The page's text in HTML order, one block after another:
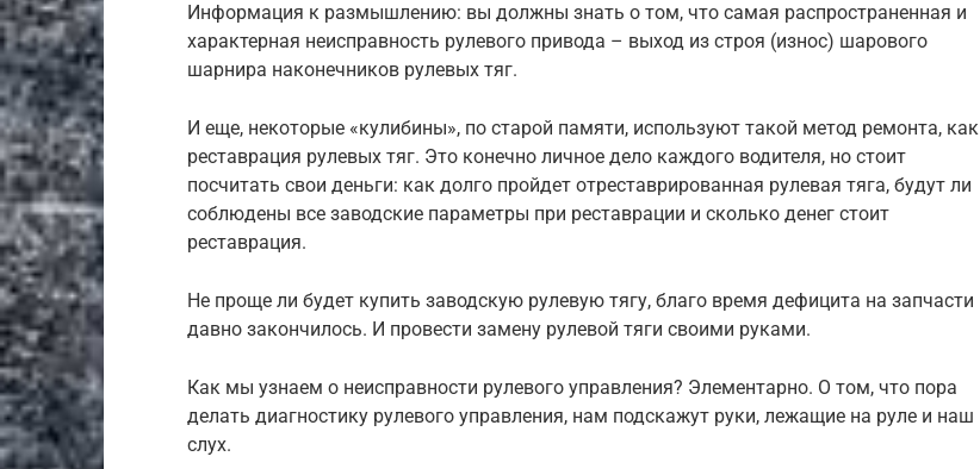
Информация к размышлению: вы должны знать о том, что самая распространенная и
характерная неисправность рулевого привода – выход из строя (износ) шарового
шарнира наконечников рулевых тяг.
И еще, некоторые «кулибины», по старой памяти, используют такой метод ремонта, как
реставрация рулевых тяг. Это конечно личное дело каждого водителя, но стоит
посчитать свои деньги: как долго пройдет отреставрированная рулевая тяга, будут ли
соблюдены все заводские параметры при реставрации и сколько денег стоит
реставрация.
Не проще ли будет купить заводскую рулевую тягу, благо время дефицита на запчасти
давно закончилось. И провести замену рулевой тяги своими руками.
Как мы узнаем о неисправности рулевого управления? Элементарно. О том, что пора
делать диагностику рулевого управления, нам подскажут руки, лежащие на руле и наш
слух.